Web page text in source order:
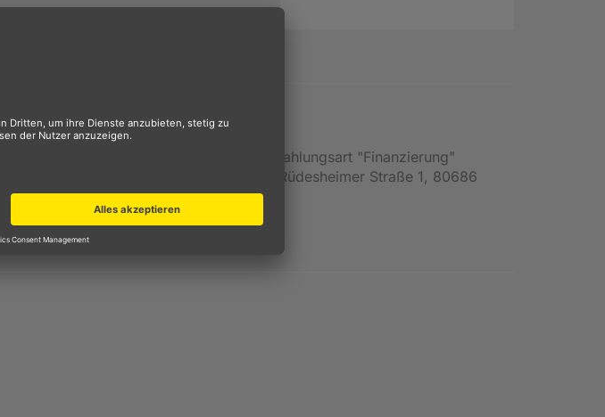
auswählen, zur Kasse gehen und die Zahlungsart "Finanzierung"
S.A. Niederlassung Deutschland, Rüdesheimer Straße 1, 80686